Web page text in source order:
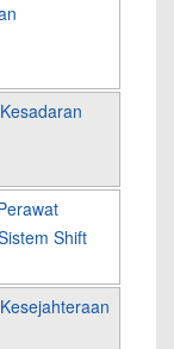
Shift